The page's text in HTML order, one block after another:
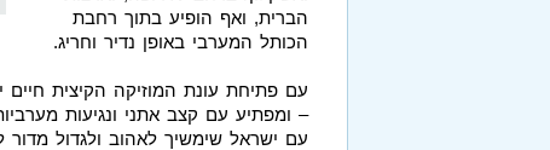
הברית, ואף הופיע בתוך רחבת
הכותל המערבי באופן נדיר וחריג.
– ומפתיע עם קצב אתני ונגיעות
עם ישראל שימשיך לאהוב ולגדול מדור